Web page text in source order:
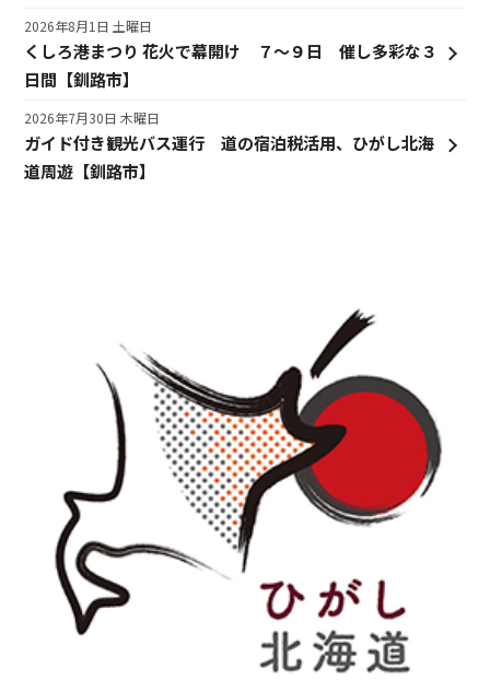
くしろ港まつり 花火で幕開け ７～９日 催し多彩な３
日間【釧路市】
2026年8月1日 土曜日
ガイド付き観光バス運行 道の宿泊税活用、ひがし北海
道周遊【釧路市】
2026年7月30日 木曜日